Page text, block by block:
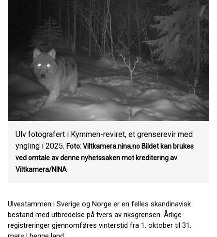
Ulv fotografert i Kymmen-reviret, et grenserevir med
yngling i 2025. Foto: Viltkamera.nina.no Bildet kan brukes
ved omtale av denne nyhetssaken mot kreditering av
Viltkamera/NINA
Ulvestammen i Sverige og Norge er en felles skandinavisk
bestand med utbredelse på tvers av riksgrensen. Årlige
registreringer gjennomføres vinterstid fra 1. oktober til 31.